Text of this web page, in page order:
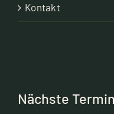
Kontakt
Nächste